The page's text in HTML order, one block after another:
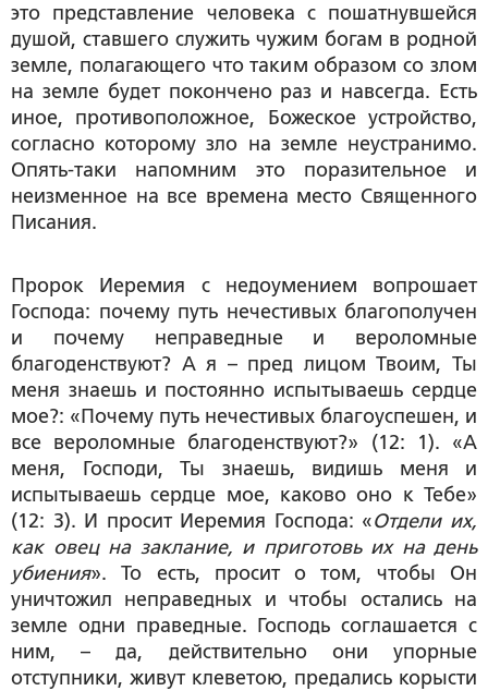
это представление человека с пошатнувшейся
душой, ставшего служить чужим богам в родной
земле, полагающего что таким образом со злом
на земле будет покончено раз и навсегда. Есть
иное, противоположное, Божеское устройство,
согласно которому зло на земле неустранимо.
Опять-таки напомним это поразительное и
неизменное на все времена место Священного
Писания.
Пророк Иеремия с недоумением вопрошает
Господа: почему путь нечестивых благополучен
и почему неправедные и вероломные
благоденствуют? А я – пред лицом Твоим, Ты
меня знаешь и постоянно испытываешь сердце
мое?: «Почему путь нечестивых благоуспешен, и
все вероломные благоденствуют?» (12: 1). «А
меня, Господи, Ты знаешь, видишь меня и
испытываешь сердце мое, каково оно к Тебе»
(12: 3). И просит Иеремия Господа: «Отдели их,
как овец на заклание, и приготовь их на день
убиения». То есть, просит о том, чтобы Он
уничтожил неправедных и чтобы остались на
земле одни праведные. Господь соглашается с
ним, – да, действительно они упорные
отступники, живут клеветою, предались корысти